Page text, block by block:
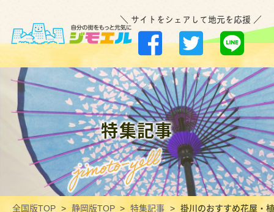
＼ サイトをシェアして地元を応援 ／
特集記事
全国版TOP 静岡版TOP 特集記事 掛川のおすすめ花屋・